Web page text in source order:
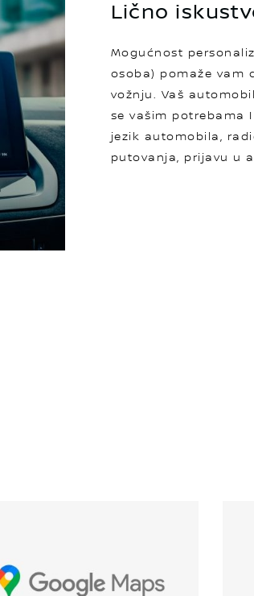
Lično
Mogućnost
osoba) pomaže vam
vožnju. Vaš
se vašim potrebama
jezik automobila,
putovanja, prijavu u